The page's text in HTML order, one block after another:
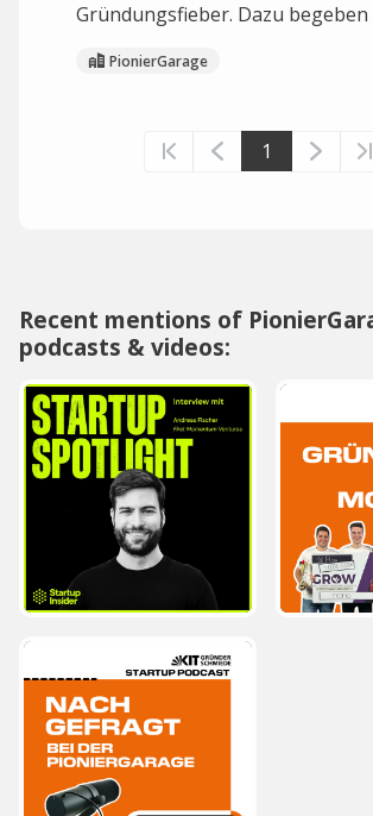
Gründungsfieber. Dazu begeben
PionierGarage
1
Recent mentions of
podcasts & videos: